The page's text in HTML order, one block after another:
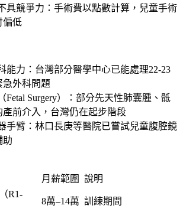
具競爭力：手術費以點數計算，兒童手術
偏低
能力：台灣部分醫學中心已能處理22-23
急外科問題
Fetal Surgery）：部分先天性肺囊腫、骶
產前介入，台灣仍在起步階段
手臂：林口長庚等醫院已嘗試兒童腹腔鏡
助
月薪範圍
說明
R1-
8萬–14萬 訓練期間